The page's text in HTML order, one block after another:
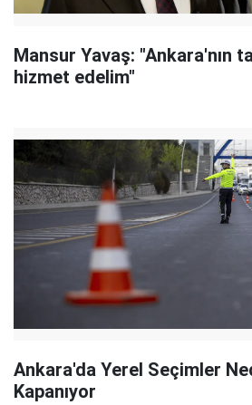
Mansur Yavaş: "Ankara'nın
hizmet edelim"
Ankara'da Yerel Seçimler
Kapanıyor